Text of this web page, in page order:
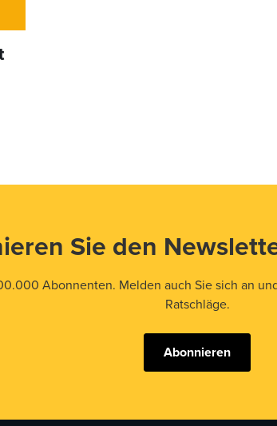
Sie den
Abonnenten. Melden auch Sie sich an
Ratschläge.
Abonnieren